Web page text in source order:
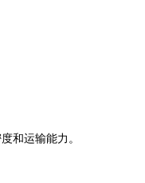
和运输能力。